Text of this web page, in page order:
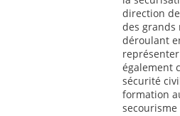
direction
des grands
déroulant
également
sécurité
formation